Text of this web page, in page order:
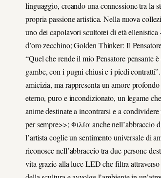
linguaggio, creando una connessione tra la
propria passione artistica. Nella nuova
uno dei capolavori scultorei di età ellenistica
d’oro zecchino;Golden Thinker: Il
“Quel che rende il mio Pensatore pensante
gambe, con i pugni chiusi e i piedi contratti”.
amicizia, ma rappresenta un amore
eterno, puro e incondizionato, un legame
anime destinate a incontrarsi e a
per sempre>>; Φιλίαanche nell’abbraccio
l’artista coglie un sentimento universale di
riconosce nell’abbraccio tra due persone
vita grazie alla luce LED che filtra